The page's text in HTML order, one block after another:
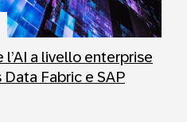
a livello enterprise
Data Fabric e SAP